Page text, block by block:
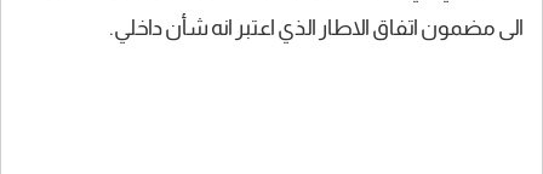
الى مضمون اتفاق الاطار الذي اعتبر انه شأن داخلي.